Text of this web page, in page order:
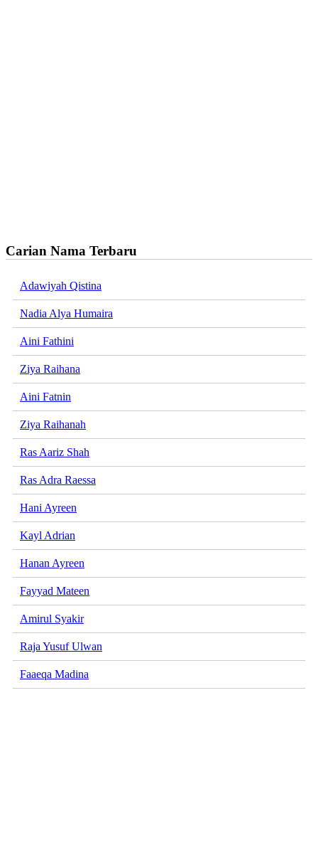
Carian Nama Terbaru
Adawiyah Qistina
Nadia Alya Humaira
Aini Fathini
Ziya Raihana
Aini Fatnin
Ziya Raihanah
Ras Aariz Shah
Ras Adra Raessa
Hani Ayreen
Kayl Adrian
Hanan Ayreen
Fayyad Mateen
Amirul Syakir
Raja Yusuf Ulwan
Faaeqa Madina